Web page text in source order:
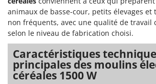
Nettoyeurs haute pression
Nettoyeurs tapis, moquettes et
P
Peignes vibreurs et Secoueurs à
Pelles rétros pour tracteur
Fiorentini
Fiskars
Flymo
Fontana Forni
Forest Master
animaux de basse-cour, petits élevages et
non fréquents, avec une qualité de travail
selon le niveau de fabrication choisi.
Caractéristiques
principales des moulins
céréales 1500 W